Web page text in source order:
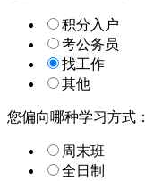
积分入户
考公务员
找工作
其他
您偏向哪种学习方式：
周末班
全日制